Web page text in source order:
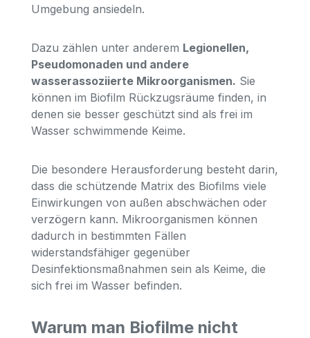
Umgebung ansiedeln.
Dazu zählen unter anderem Legionellen,
Pseudomonaden und andere
wasserassoziierte Mikroorganismen. Sie
können im Biofilm Rückzugsräume finden, in
denen sie besser geschützt sind als frei im
Wasser schwimmende Keime.
Die besondere Herausforderung besteht darin,
dass die schützende Matrix des Biofilms viele
Einwirkungen von außen abschwächen oder
verzögern kann. Mikroorganismen können
dadurch in bestimmten Fällen
widerstandsfähiger gegenüber
Desinfektionsmaßnahmen sein als Keime, die
sich frei im Wasser befinden.
Warum man Biofilme nicht